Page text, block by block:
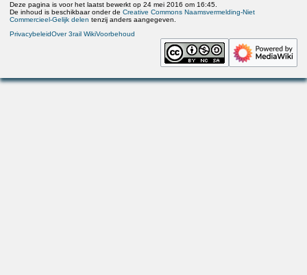
Deze pagina is voor het laatst bewerkt op 24 mei 2016 om 16:45.
De inhoud is beschikbaar onder deCreative Commons Naamsvermelding-Niet
Commercieel-Gelijk delen tenzij anders aangegeven.
PrivacybeleidOver 3rail WikiVoorbehoud